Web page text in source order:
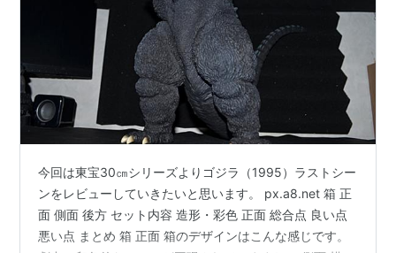
今回は東宝30㎝シリーズよりゴジラ（1995）ラストシー
ンをレビューしていきたいと思います。 px.a8.net 箱 正
面 側面 後方 セット内容 造形・彩色 正面 総合点 良い点
悪い点 まとめ 箱 正面 箱のデザインはこんな感じです。